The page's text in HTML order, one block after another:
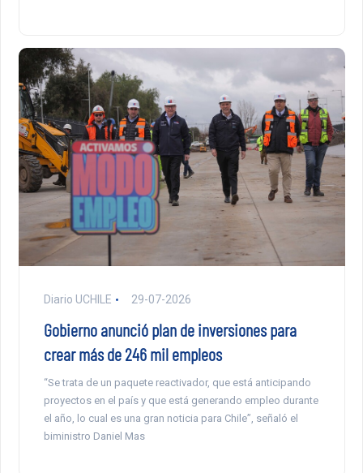
Diario UCHILE 29-07-2026
Gobierno anunció plan de inversiones para
crear más de 246 mil empleos
“Se trata de un paquete reactivador, que está anticipando
proyectos en el país y que está generando empleo durante
el año, lo cual es una gran noticia para Chile”, señaló el
biministro Daniel Mas